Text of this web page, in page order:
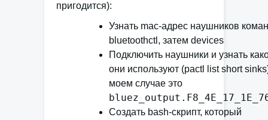
пригодится):
Узнать mac-адрес наушников
bluetoothctl, затем devices
Подключить наушники и узнать
они используют (pactl list short sinks
моем случае это
Создать bash-скрипт, который